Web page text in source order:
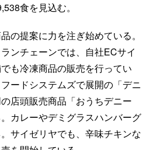
食を見込む。
の提案に力を注ぎ始めている。
ンチェーンでは、自社ECサイ
も冷凍商品の販売を行ってい
ードシステムズで展開の「デニ
店頭販売商品「おうちデニー
カレーやデミグラスハンバーグ
サイゼリヤでも、辛味チキンな